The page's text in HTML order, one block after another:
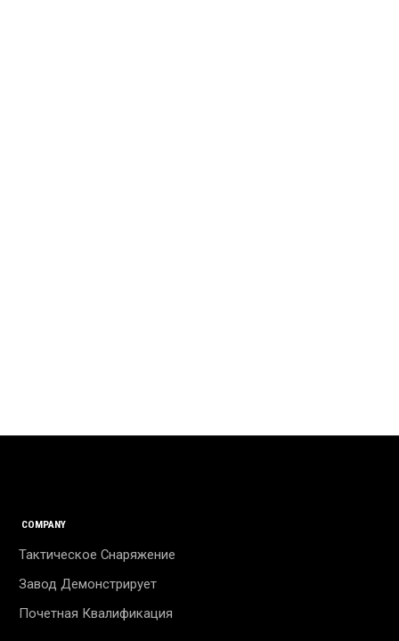
COMPANY
Тактическое Снаряжение
Завод Демонстрирует
Почетная Квалификация